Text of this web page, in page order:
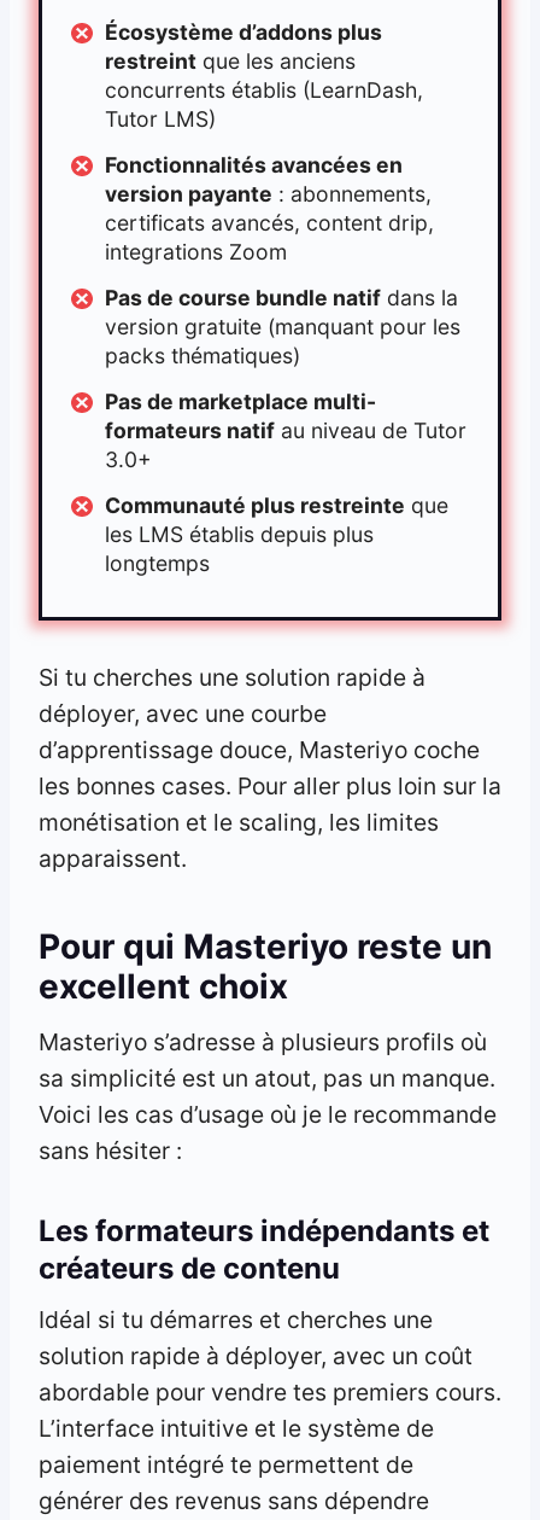
Écosystème d’addons plus
restreintque les anciens
concurrents établis (LearnDash,
Tutor LMS)
Fonctionnalités avancées en
version payante : abonnements,
certificats avancés, content drip,
integrations Zoom
Pas de course bundle natifdans la
version gratuite (manquant pour les
packs thématiques)
Pas de marketplace multi-
formateurs natifau niveau de Tutor
3.0+
Communauté plus restreinte que
les LMS établis depuis plus
longtemps
Si tu cherches une solution rapide à
déployer, avec une courbe
d’apprentissage douce, Masteriyo coche
les bonnes cases. Pour aller plus loin sur la
monétisation et le scaling, les limites
apparaissent.
Pour qui Masteriyo reste un
excellent choix
Masteriyo s’adresse à plusieurs profils où
sa simplicité est un atout, pas un manque.
Voici les cas d’usage où je le recommande
sans hésiter :
Les formateurs indépendants et
créateurs de contenu
Idéal si tu démarres et cherches une
solution rapide à déployer, avec un coût
abordable pour vendre tes premiers cours.
L’interface intuitive et le système de
paiement intégré te permettent de
générer des revenus sans dépendre